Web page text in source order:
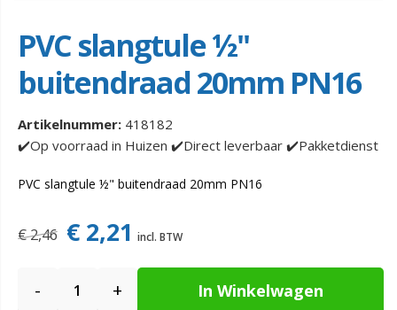
PVC slangtule ½"
buitendraad 20mm PN16
Artikelnummer: 418182
✔️Op voorraad in Huizen ✔️Direct leverbaar ✔️Pakketdienst
PVC slangtule ½" buitendraad 20mm PN16
€ 2,21
€ 2,46
- + In Winkelwagen